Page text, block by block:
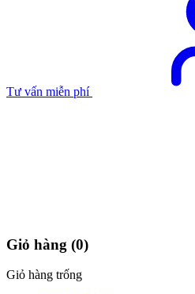
Tư vấn miễn phí
Giỏ hàng (0)
Giỏ hàng trống